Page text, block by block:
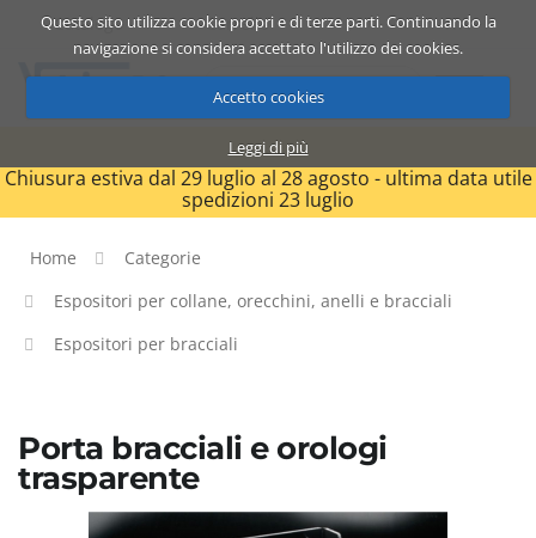
Questo sito utilizza cookie propri e di terze parti. Continuando la
navigazione si considera accettato l'utilizzo dei cookies.
Accetto cookies
Leggi di più
Catalogo Carrello ITA
Chiusura estiva dal 29 luglio al 28 agosto - ultima data utile
spedizioni 23 luglio
Home
Categorie
Espositori per collane, orecchini, anelli e bracciali
Espositori per bracciali
Porta bracciali e orologi
trasparente